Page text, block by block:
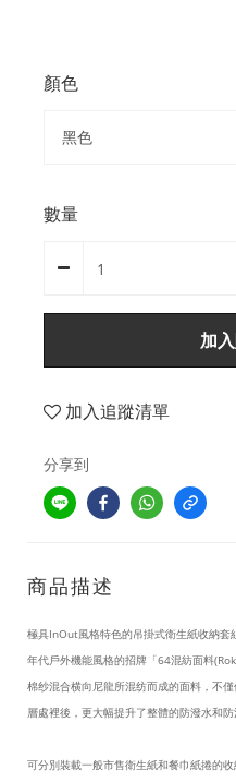
顏色
數量
加
加入追蹤清單
分享到
商品描述
極具InOut風格特色的吊掛式衛生紙收納
年代戶外機能風格的招牌「64混紡面料
棉纱混合横向尼龍所混纺而成的面料，不
層處裡後，更大幅提升了整體的防潑水和防
可分別裝載一般市售衛生紙和餐巾紙捲的收